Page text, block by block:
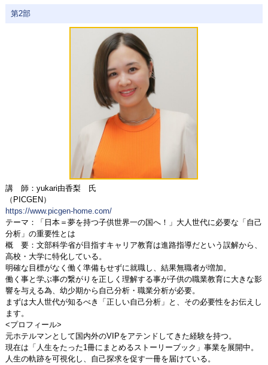
第2部
講 師：yukari由香梨 氏
（PICGEN）
https://www.picgen-home.com/
テーマ：「日本＝夢を持つ子供世界一の国へ！」大人世代に必要な「自己
分析」の重要性とは
概 要：文部科学省が目指すキャリア教育は進路指導だという誤解から、
高校・大学に特化している。
明確な目標がなく働く準備もせずに就職し、結果無職者が増加。
働く事と学ぶ事の繋がりを正しく理解する事が子供の職業教育に大きな影
響を与える為、幼少期から自己分析・職業分析が必要。
まずは大人世代が知るべき「正しい自己分析」と、その必要性をお伝えし
ます。
<プロフィール>
元ホテルマンとして国内外のVIPをアテンドしてきた経験を持つ。
現在は「人生をたった1冊にまとめるストーリーブック」事業を展開中。
人生の軌跡を可視化し、自己探求を促す一冊を届けている。